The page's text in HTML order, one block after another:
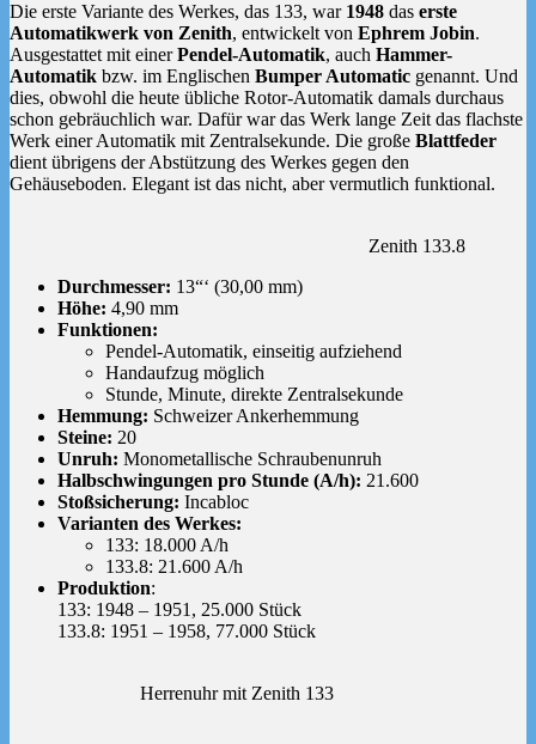
Die erste Variante des Werkes, das 133, war 1948 das erste
Automatikwerk von Zenith, entwickelt von Ephrem Jobin.
Ausgestattet mit einerPendel-Automatik, auch Hammer-
Automatik bzw. im Englischen Bumper Automatic genannt. Und
dies, obwohl die heute übliche Rotor-Automatik damals durchaus
schon gebräuchlich war. Dafür war das Werk lange Zeit das flachste
Werk einer Automatik mit Zentralsekunde. Die große Blattfeder
dient übrigens der Abstützung des Werkes gegen den
Gehäuseboden. Elegant ist das nicht, aber vermutlich funktional.
Zenith 133.8
Durchmesser: 13“‘ (30,00 mm)
Höhe: 4,90 mm
Funktionen:
Pendel-Automatik, einseitig aufziehend
Handaufzug möglich
Stunde, Minute, direkte Zentralsekunde
Hemmung: Schweizer Ankerhemmung
Steine: 20
Unruh: Monometallische Schraubenunruh
Halbschwingungen pro Stunde (A/h): 21.600
Stoßsicherung: Incabloc
Varianten des Werkes:
133: 18.000 A/h
133.8: 21.600 A/h
Produktion:
133: 1948 – 1951, 25.000 Stück
133.8: 1951 – 1958, 77.000 Stück
Herrenuhr mit Zenith 133